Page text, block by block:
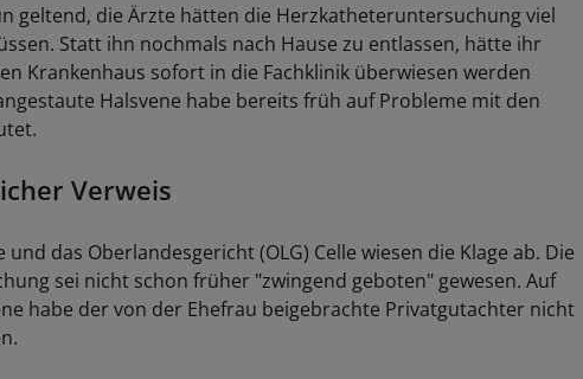
geltend, die Ärzte hätten die Herzkatheteruntersuchung viel
Statt ihn nochmals nach Hause zu entlassen, hätte ihr
Krankenhaus sofort in die Fachklinik überwiesen werden
Halsvene habe bereits früh auf Probleme mit den
Verweis
und das Oberlandesgericht (OLG) Celle wiesen die Klage ab. Die
sei nicht schon früher "zwingend geboten" gewesen. Auf
habe der von der Ehefrau beigebrachte Privatgutachter nicht